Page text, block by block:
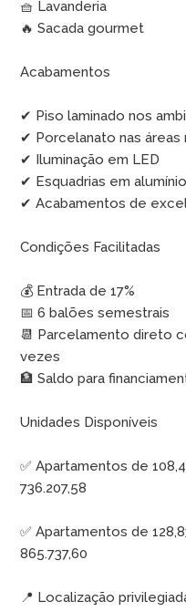
🧺 Lavanderia
🔥 Sacada gourmet
Acabamentos
✔ Piso laminado nos
✔ Porcelanato nas áreas
✔ Iluminação em LED
✔ Esquadrias em alumínio
✔ Acabamentos de
Condições Facilitadas
💰 Entrada de 17%
📅 6 balões semestrais
📆 Parcelamento direto
vezes
🏦 Saldo para
Unidades Disponíveis
✅ Apartamentos de
736.207,58
✅ Apartamentos de
865.737,60
📍 Localização